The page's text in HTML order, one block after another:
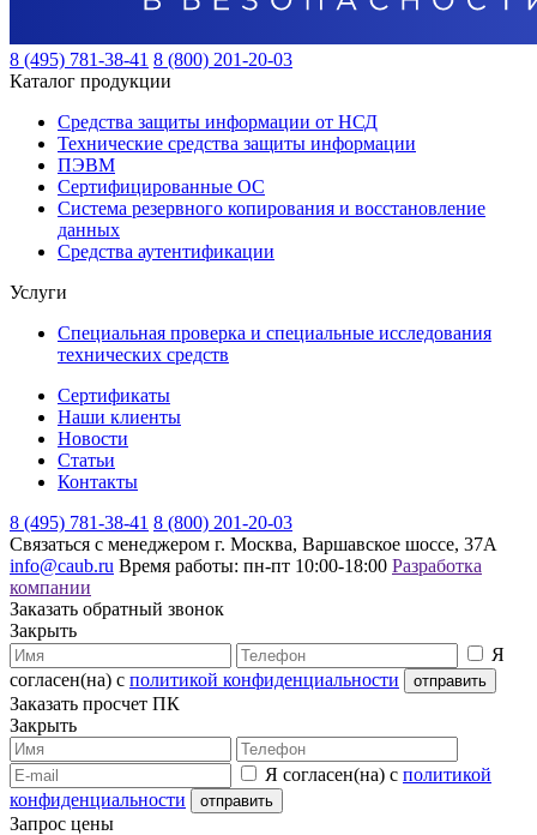
8 (495) 781-38-41 8 (800) 201-20-03
Каталог продукции
Средства защиты информации от НСД
Технические средства защиты информации
ПЭВМ
Сертифицированные ОС
Система резервного копирования и восстановление
данных
Средства аутентификации
Услуги
Специальная проверка и специальные исследования
технических средств
Сертификаты
Наши клиенты
Новости
Статьи
Контакты
8 (495) 781-38-41 8 (800) 201-20-03
Связаться с менеджером г. Москва, Варшавское шоссе, 37А
info@caub.ru Время работы: пн-пт 10:00-18:00 Разработка
компании
Заказать обратный звонок
Закрыть
Я
согласен(на) с политикой конфиденциальности
Заказать просчет ПК
Закрыть
Я согласен(на) с политикой
конфиденциальности
Запрос цены